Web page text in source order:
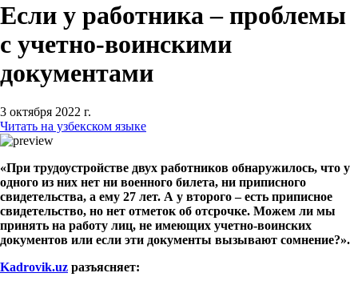
Если у работника – проблемы
с учетно-воинскими
документами
3 октября 2022 г.
Читать на узбекском языке
«При трудоустройстве двух работников обнаружилось, что у
одного из них нет ни военного билета, ни приписного
свидетельства, а ему 27 лет. А у второго – есть приписное
свидетельство, но нет отметок об отсрочке. Можем ли мы
принять на работу лиц, не имеющих учетно-воинских
документов или если эти документы вызывают сомнение?».
Kadrovik.uz разъясняет: